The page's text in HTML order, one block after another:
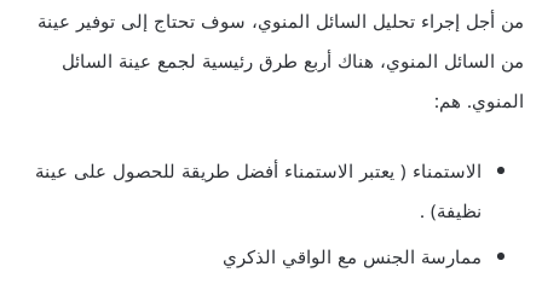
من أجل إجراء تحليل السائل المنوي، سوف تحتاج إلى توفير عينة
من السائل المنوي، هناك أربع طرق رئيسية لجمع عينة السائل
المنوي. هم:
الاستمناء ( يعتبر الاستمناء أفضل طريقة للحصول على عينة
نظيفة) .
ممارسة الجنس مع الواقي الذكري